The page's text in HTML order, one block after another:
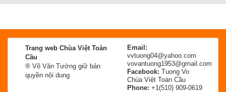
Trang web Chùa Việt Toàn
Cầu
® Võ Văn Tường giữ bản
quyền nội dung
Email:
vvtuong04@yahoo.com
vovantuong1953@gmail.com
Facebook: Tuong Vo
Chùa Việt Toàn Cầu
Phone: +1(510) 909-0619